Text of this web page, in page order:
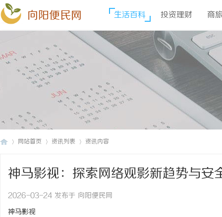
向阳便民网 生活百科 投资理财 商
网站首页 资讯列表 资讯内容
神马影视：探索网络观影新趋势与安
2026-03-24 发布于 向阳便民网
神马影视